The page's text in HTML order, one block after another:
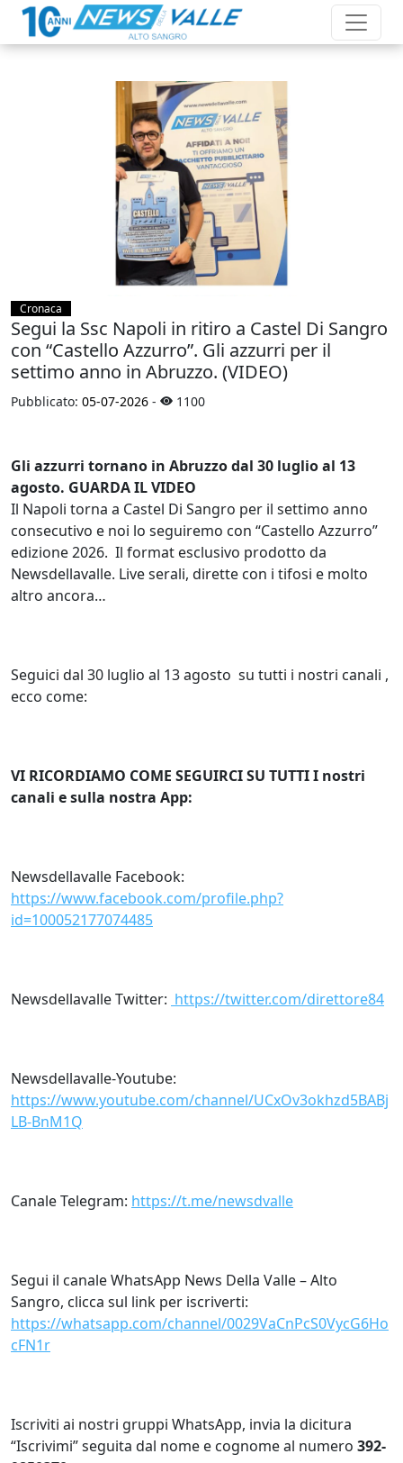
Cronaca
Segui la Ssc Napoli in ritiro a Castel Di Sangro
con “Castello Azzurro”. Gli azzurri per il
settimo anno in Abruzzo. (VIDEO)
Pubblicato: 05-07-2026 - 1100
Gli azzurri tornano in Abruzzo dal 30 luglio al 13
agosto. GUARDA IL VIDEO
Il Napoli torna a Castel Di Sangro per il settimo anno
consecutivo e noi lo seguiremo con “Castello Azzurro”
edizione 2026. Il format esclusivo prodotto da
Newsdellavalle. Live serali, dirette con i tifosi e molto
altro ancora…
Seguici dal 30 luglio al 13 agosto su tutti i nostri canali ,
ecco come:
VI RICORDIAMO COME SEGUIRCI SU TUTTI I nostri
canali e sulla nostra App:
Newsdellavalle Facebook:
https://www.facebook.com/profile.php?
id=100052177074485
Newsdellavalle Twitter: https://twitter.com/direttore84
Newsdellavalle-Youtube:
https://www.youtube.com/channel/UCxOv3okhzd5BABj
LB-BnM1Q
Canale Telegram: https://t.me/newsdvalle
Segui il canale WhatsApp News Della Valle – Alto
Sangro, clicca sul link per iscriverti:
https://whatsapp.com/channel/0029VaCnPcS0VycG6Ho
cFN1r
Iscriviti ai nostri gruppi WhatsApp, invia la dicitura
“Iscrivimi” seguita dal nome e cognome al numero 392-